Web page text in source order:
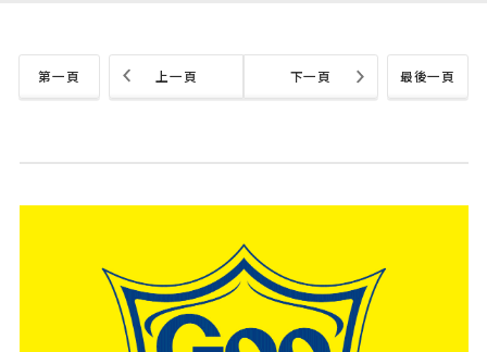
第一頁 最後一頁
上一頁 下一頁